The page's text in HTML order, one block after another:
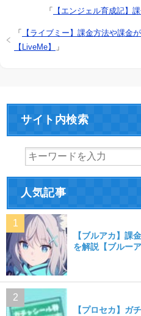
「 【エンジェル育成記】
「
【ライブミー】課金方法や課金
【LiveMe】
」
サイト内検索
人気記事
【ブルアカ】課
を解説【ブルー
【プロセカ】ガ